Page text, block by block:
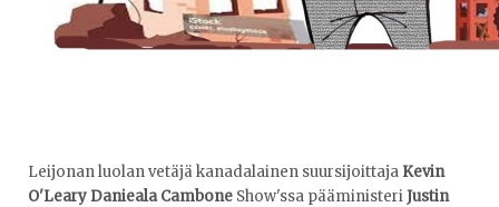
Leijonan luolan vetäjä kanadalainen suursijoittaja Kevin
O'Leary Danieala Cambone Show'ssa pääministeriJustin